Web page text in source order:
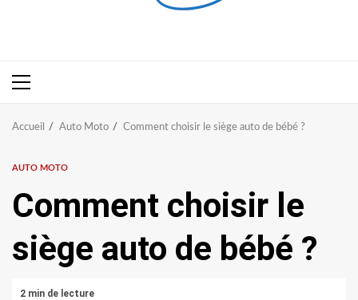
Menu
Accueil Auto Moto Comment choisir le siège auto de bébé ?
AUTO MOTO
Comment choisir le
siège auto de bébé ?
2 min de lecture